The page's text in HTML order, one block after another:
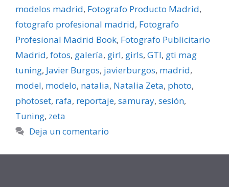
modelos madrid, Fotografo Producto Madrid,
fotografo profesional madrid, Fotografo
Profesional Madrid Book, Fotografo Publicitario
Madrid, fotos, galerí­a, girl, girls, GTI, gti mag
tuning, Javier Burgos, javierburgos, madrid,
model, modelo, natalia, Natalia Zeta, photo,
photoset, rafa, reportaje, samuray, sesión,
Tuning, zeta
Deja un comentario